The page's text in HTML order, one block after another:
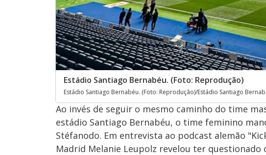
Estádio Santiago Bernabéu. (Foto: Reprodução)
Estádio Santiago Bernabéu. (Foto: Reprodução)/Estádio Santiago
Ao invés de seguir o mesmo caminho do time
estádio Santiago Bernabéu, o time feminino
Stéfanodo. Em entrevista ao podcast alemão
Madrid Melanie Leupolz revelou ter